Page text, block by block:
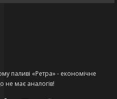
паливі «Ретра» - економічне
має аналогів!